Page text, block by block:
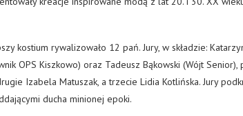
kostium rywalizowało 12 pań. Jury, w składzie:
OPS Kiszkowo) oraz Tadeusz Bąkowski (Wójt
Izabela Matuszak, a trzecie Lidia Kotlińska. Jury
ducha minionej epoki.